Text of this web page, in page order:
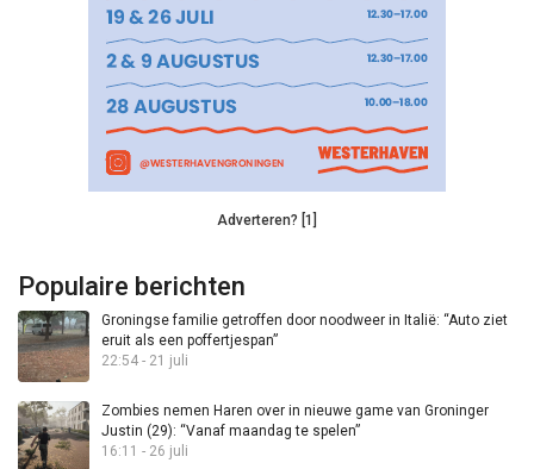
Adverteren? [1]
Populaire berichten
Groningse familie getroffen door noodweer in Italië: “Auto ziet
eruit als een poffertjespan”
22:54 - 21 juli
Zombies nemen Haren over in nieuwe game van Groninger
Justin (29): “Vanaf maandag te spelen”
16:11 - 26 juli